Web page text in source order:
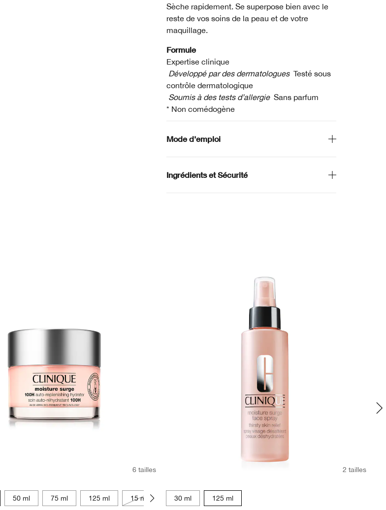
Sèche rapidement. Se superpose bien avec le
reste de vos soins de la peau et de votre
maquillage.
Formule
Expertise clinique
Développé par des dermatologues Testé sous
contrôle dermatologique
Soumis à des tests d’allergie Sans parfum
* Non comédogène
Mode d'emploi
Ingrédients et Sécurité
6 tailles
50 ml 75 ml 125 ml 15 ml 15 ml
2 tailles
30 ml 125 ml